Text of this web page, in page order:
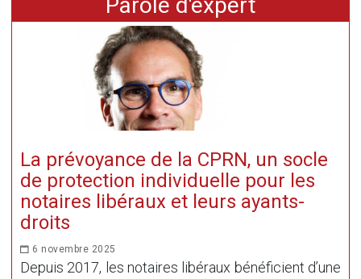
La prévoyance de la CPRN, un socle
de protection individuelle pour les
notaires libéraux et leurs ayants-
droits
6 novembre 2025
Depuis 2017, les notaires libéraux bénéficient d’une